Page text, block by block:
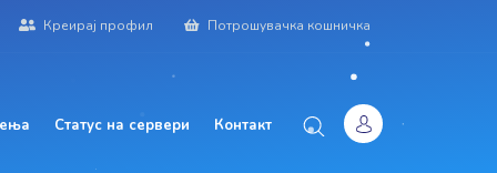
Креирај профил Потрошувачка кошничка
Статус на сервери Контакт